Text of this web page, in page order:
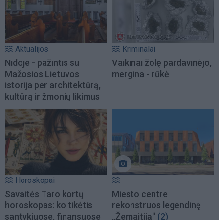
Aktualijos
Nidoje - pažintis su
Mažosios Lietuvos
istorija per architektūrą,
kultūrą ir žmonių likimus
Kriminalai
Vaikinai žolę pardavinėjo,
mergina - rūkė
Horoskopai
Savaitės Taro kortų
horoskopas: ko tikėtis
santykiuose, finansuose
Miesto centre
rekonstruos legendinę
„Žemaitiją“ (2)